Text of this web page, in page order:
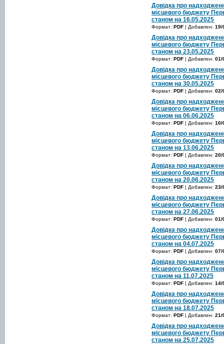
Довідка про
місцевого бюджету
станом на 16.05.2025
Формат: PDF | Добавлен: 19/
Довідка про
місцевого бюджету
станом на 23.05.2025
Формат: PDF | Добавлен: 01/
Довідка про
місцевого бюджету
станом на 30.05.2025
Формат: PDF | Добавлен: 02/
Довідка про
місцевого бюджету
станом на 06.06.2025
Формат: PDF | Добавлен: 10/
Довідка про
місцевого бюджету
станом на 13.06.2025
Формат: PDF | Добавлен: 20/
Довідка про
місцевого бюджету
станом на 20.06.2025
Формат: PDF | Добавлен: 23/
Довідка про
місцевого бюджету
станом на 27.06.2025
Формат: PDF | Добавлен: 01/
Довідка про
місцевого бюджету
станом на 04.07.2025
Формат: PDF | Добавлен: 07/
Довідка про
місцевого бюджету
станом на 11.07.2025
Формат: PDF | Добавлен: 14/
Довідка про
місцевого бюджету
станом на 18.07.2025
Формат: PDF | Добавлен: 21/
Довідка про
місцевого бюджету
станом на 25.07.2025